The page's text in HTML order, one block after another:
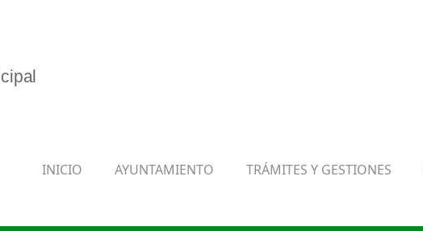
INICIO AYUNTAMIENTO TRÁMITES Y GESTIONES